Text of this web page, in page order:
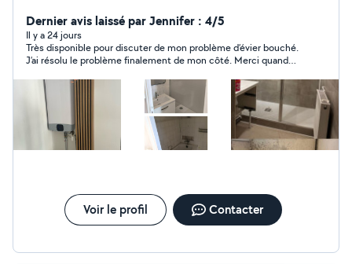
Dernier avis laissé par Jennifer : 4/5
Il y a 24 jours
Très disponible pour discuter de mon problème d’évier bouché.
J’ai résolu le problème finalement de mon côté. Merci quand
Voir le profil Contacter